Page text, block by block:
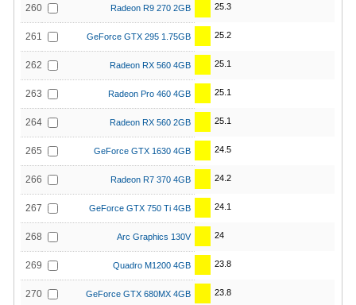
260 Radeon R9 270 2GB 25.3
261 GeForce GTX 295 1.75GB 25.2
262 Radeon RX 560 4GB 25.1
263 Radeon Pro 460 4GB 25.1
264 Radeon RX 560 2GB 25.1
265 GeForce GTX 1630 4GB 24.5
266 Radeon R7 370 4GB 24.2
267 GeForce GTX 750 Ti 4GB 24.1
268 Arc Graphics 130V 24
269 Quadro M1200 4GB 23.8
270 GeForce GTX 680MX 4GB 23.8